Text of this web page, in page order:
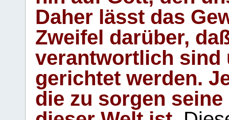
Daher lässt das
Zweifel darüber,
verantwortlich sind
gerichtet werden.
die zu sorgen